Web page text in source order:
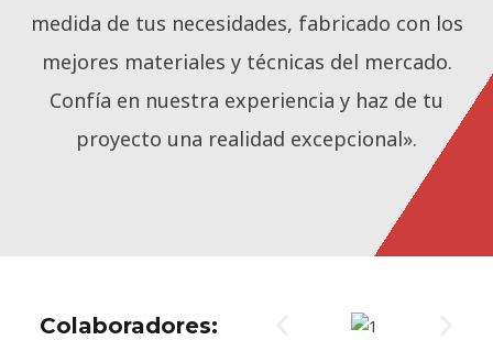
medida de tus necesidades, fabricado con los
mejores materiales y técnicas del mercado.
Confía en nuestra experiencia y haz de tu
proyecto una realidad excepcional».
Colaboradores: